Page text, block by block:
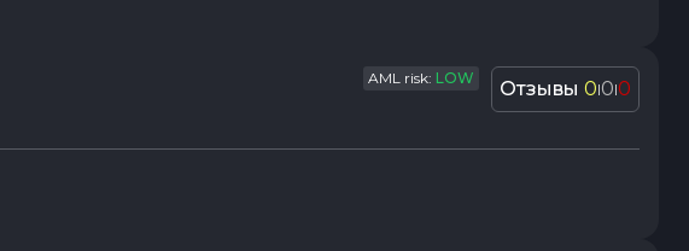
AML risk: LOW Отзывы 0|0|0